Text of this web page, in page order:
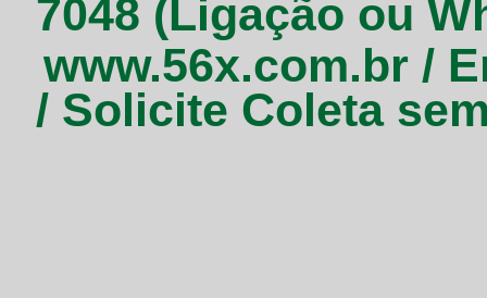
7048 (Ligação ou
www.56x.com.br /
/ Solicite Coleta